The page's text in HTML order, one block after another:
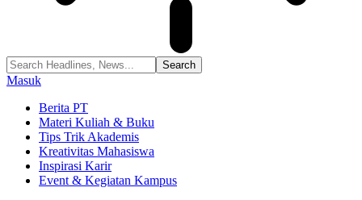
Masuk
Berita PT
Materi Kuliah & Buku
Tips Trik Akademis
Kreativitas Mahasiswa
Inspirasi Karir
Event & Kegiatan Kampus